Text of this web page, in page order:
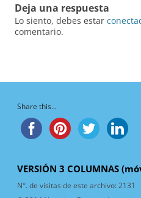
Deja una respuesta
Lo siento, debes estar
comentario.
Share this...
VERSIÓN 3 COLUMNAS
N°. de visitas de este archivo:2131